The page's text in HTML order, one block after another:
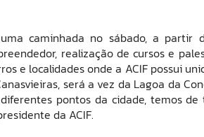
caminhada no sábado, a partir
realização de cursos e
e localidades onde a ACIF possui
será a vez da Lagoa da
pontos da cidade, temos
da ACIF.